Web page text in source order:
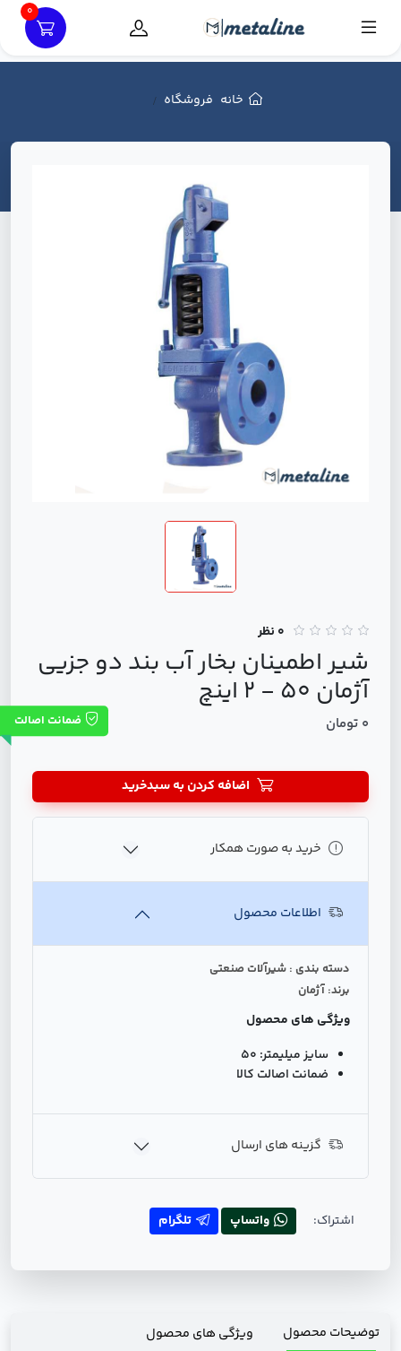
0
خانه فروشگاه
0 نظر
شير اطمینان بخار آب بند دو جزيي
آژمان 50 - 2 اینچ
0 تومان ضمانت اصالت
اضافه کردن به سبدخرید
خرید به صورت همکار
اطلاعات محصول
دسته بندی : شیرآلات صنعتی
برند: آژمان
ویژگی های محصول
سایز میلیمتر: 50
ضمانت اصالت کالا
گزینه های ارسال
اشتراک: واتساپ تلگرام
توضیحات محصول ویژگی های محصول